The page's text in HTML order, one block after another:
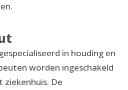
in houding en
worden ingeschakeld
De